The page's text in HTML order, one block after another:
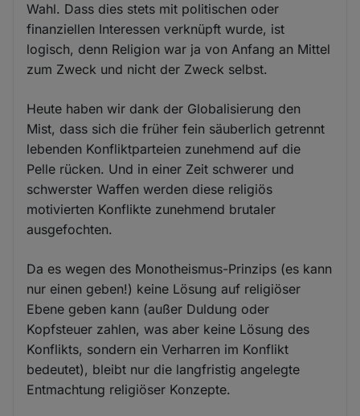
Wahl. Dass dies stets mit politischen oder
finanziellen Interessen verknüpft wurde, ist
logisch, denn Religion war ja von Anfang an Mittel
zum Zweck und nicht der Zweck selbst.
Heute haben wir dank der Globalisierung den
Mist, dass sich die früher fein säuberlich getrennt
lebenden Konfliktparteien zunehmend auf die
Pelle rücken. Und in einer Zeit schwerer und
schwerster Waffen werden diese religiös
motivierten Konflikte zunehmend brutaler
ausgefochten.
Da es wegen des Monotheismus-Prinzips (es kann
nur einen geben!) keine Lösung auf religiöser
Ebene geben kann (außer Duldung oder
Kopfsteuer zahlen, was aber keine Lösung des
Konflikts, sondern ein Verharren im Konflikt
bedeutet), bleibt nur die langfristig angelegte
Entmachtung religiöser Konzepte.